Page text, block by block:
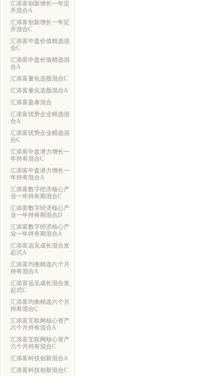
汇添富创新增长一年定
开混合A
汇添富创新增长一年定
开混合C
汇添富中盘价值精选混
合C
汇添富中盘价值精选混
合A
汇添富量化选股混合C
汇添富量化选股混合A
汇添富盈泰混合
汇添富优势企业精选混
合A
汇添富优势企业精选混
合C
汇添富中盘潜力增长一
年持有混合C
汇添富中盘潜力增长一
年持有混合A
汇添富数字经济核心产
业一年持有期混合C
汇添富数字经济核心产
业一年持有期混合D
汇添富数字经济核心产
业一年持有期混合A
汇添富远见成长混合发
起式A
汇添富均衡精选六个月
持有混合A
汇添富远见成长混合发
起式C
汇添富均衡精选六个月
持有混合C
汇添富互联网核心资产
六个月持有混合A
汇添富互联网核心资产
六个月持有混合C
汇添富科技创新混合A
汇添富科技创新混合C